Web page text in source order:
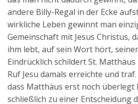
andere Billy-Regal in der Ecke
wirkliche Leben gewinnt man
Gemeinschaft mit Jesus Christus,
ihm lebt, auf sein Wort hört,
Eindrücklich schildert St.
Ruf Jesu damals erreichte und
dass Matthäus erst noch überlegt
schließlich zu einer Entscheidung